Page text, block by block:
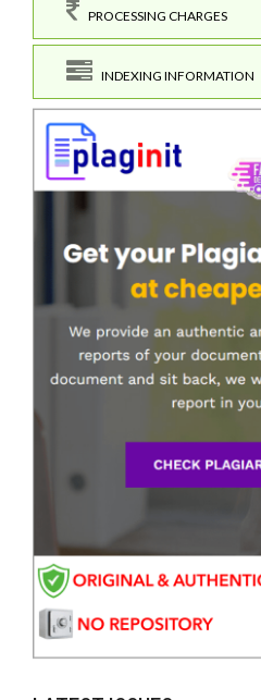
PROCESSING CHARGES
INDEXING INFORMATION